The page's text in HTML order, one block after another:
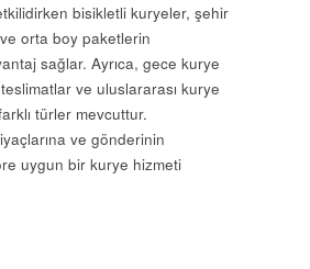
bisikletli kuryeler, şehir
orta boy paketlerin
sağlar. Ayrıca, gece kurye
ve uluslararası kurye
türler mevcuttur.
ve gönderinin
uygun bir kurye hizmeti